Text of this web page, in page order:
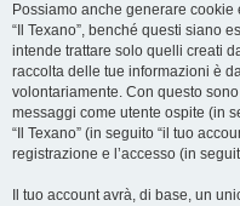
Possiamo anche generare
“Il Texano”, benché questi siano
intende trattare solo quelli creati
raccolta delle tue informazioni è
volontariamente. Con questo
messaggi come utente ospite (in
“Il Texano” (in seguito “il tuo
registrazione e l’accesso (in
Il tuo account avrà, di base, un